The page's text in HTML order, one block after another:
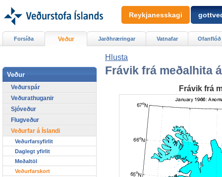
Hlusta
Frávik frá meðalhita
Frávik frá
Forsíða Veður Jarðhræringar Vatnafar Ofanflóð
Veður
Veðurspár
Veðurathuganir
Sjóveður
Flugveður
Veðurfar á Íslandi
Veðurfarsyfirlit
Daglegt yfirlit
Meðaltöl
Veðurfarskort
Reykjanesskagi